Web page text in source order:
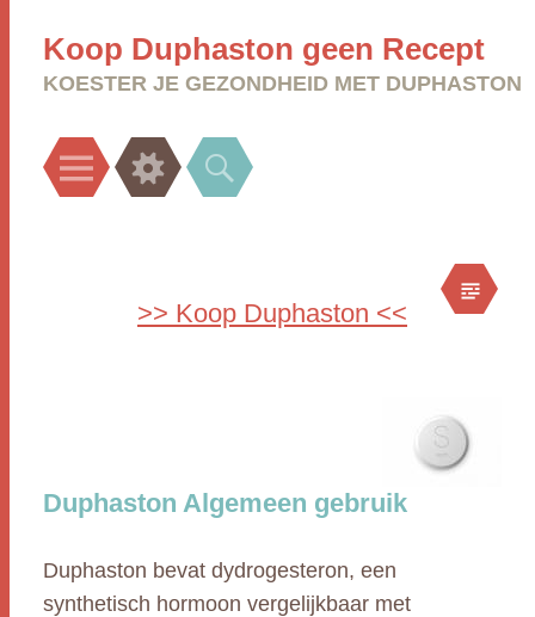
Koop Duphaston geen Recept
KOESTER JE GEZONDHEID MET DUPHASTON
Menu Widgets Search
>> Koop Duphaston <<
Duphaston Algemeen gebruik
Duphaston bevat dydrogesteron, een
synthetisch hormoon vergelijkbaar met